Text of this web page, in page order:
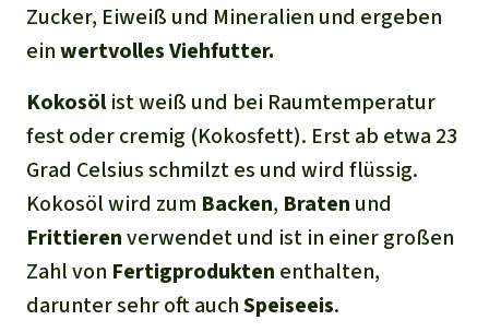
Zucker, Eiweiß und Mineralien und ergeben
einwertvolles Viehfutter.
Kokosölist weiß und bei Raumtemperatur
fest oder cremig (Kokosfett). Erst ab etwa 23
Grad Celsius schmilzt es und wird flüssig.
Kokosöl wird zum Backen, Braten und
Frittierenverwendet und ist in einer großen
Zahl von Fertigprodukten enthalten,
darunter sehr oft auchSpeiseeis.